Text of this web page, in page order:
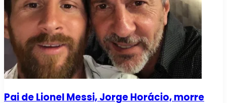
Pai de Lionel Messi, Jorge Horácio, morre